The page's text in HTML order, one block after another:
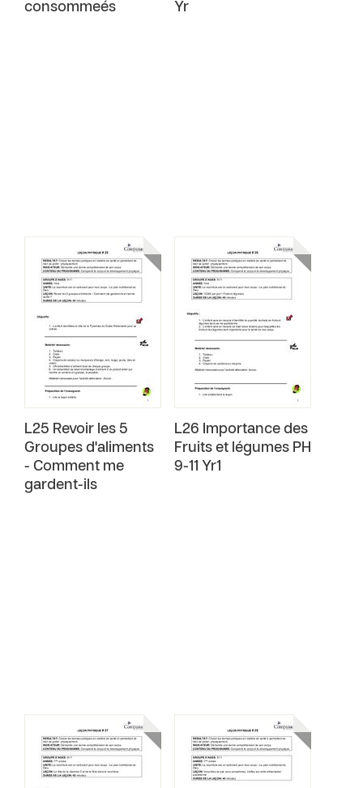
consommeés
Yr
L25 Revoir les 5
Groupes d'aliments
- Comment me
gardent-ils
L26 Importance des
Fruits et légumes PH
9-11 Yr1